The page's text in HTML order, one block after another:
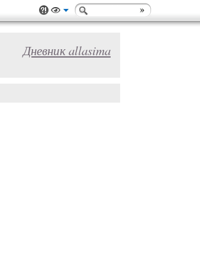
Дневник allasima